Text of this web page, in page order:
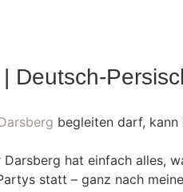
Deutsch-
begleiten darf,
hat einfach alles,
statt – ganz nach